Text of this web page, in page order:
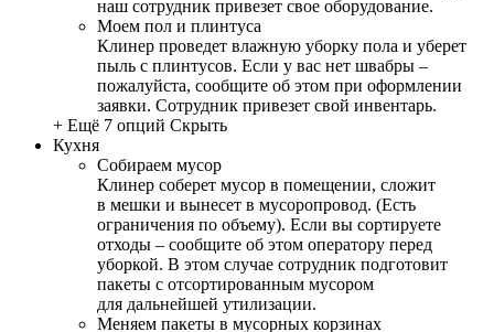
наш сотрудник привезет свое оборудование.
Моем пол и плинтуса
Клинер проведет влажную уборку пола и уберет
пыль с плинтусов. Если у вас нет швабры –
пожалуйста, сообщите об этом при оформлении
заявки. Сотрудник привезет свой инвентарь.
+ Ещё 7 опций Скрыть
Кухня
Собираем мусор
Клинер соберет мусор в помещении, сложит
в мешки и вынесет в мусоропровод. (Есть
ограничения по объему). Если вы сортируете
отходы – сообщите об этом оператору перед
уборкой. В этом случае сотрудник подготовит
пакеты с отсортированным мусором
для дальнейшей утилизации.
Меняем пакеты в мусорных корзинах